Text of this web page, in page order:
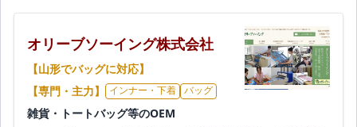
オリーブソーイング株式会社
【山形でバッグに対応】
【専門・主力】
インナー・下着 バッグ
雑貨・トートバッグ等のOEM